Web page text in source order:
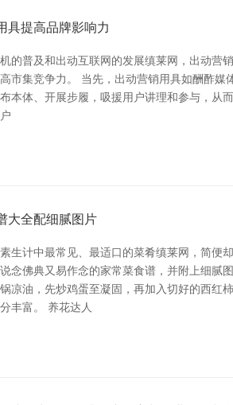
具提高品牌影响力
的普及和出动互联网的发展缜莱网，出动营
市集竞争力。 当先，出动营销用具如酬酢
本体、开展步履，吸援用户讲理和参与，从
大全配细腻图片
生计中最常见、最适口的菜肴缜莱网，简便
念佛典又易作念的家常菜食谱，并附上细腻
凉油，先炒鸡蛋至凝固，再加入切好的西红
丰富。 养花达人